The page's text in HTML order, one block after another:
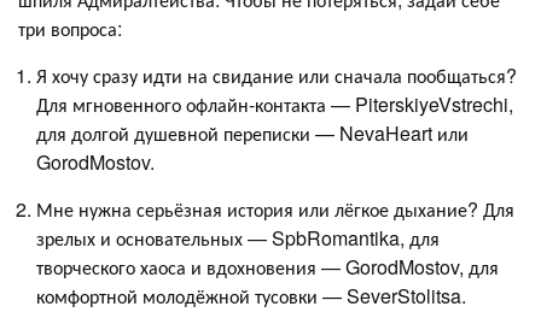
три вопроса:
Я хочу сразу идти на свидание или сначала пообщаться?
Для мгновенного офлайн-контакта — PiterskiyeVstrechi,
для долгой душевной переписки — NevaHeart или
GorodMostov.
Мне нужна серьёзная история или лёгкое дыхание? Для
зрелых и основательных — SpbRomantika, для
творческого хаоса и вдохновения — GorodMostov, для
комфортной молодёжной тусовки — SeverStolitsa.